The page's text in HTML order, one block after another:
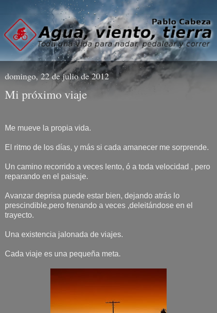
domingo, 22 de julio de 2012
Mi próximo viaje
Me mueve la propia vida.
El ritmo de los días, y más si cada amanecer me sorprende.
Un camino recorrido a veces lento, ó a toda velocidad , pero
reparando en el paisaje.
Avanzar deprisa puede estar bien, dejando atrás lo
prescindible,pero frenando a veces ,deleitándose en el
trayecto.
Una existencia jalonada de viajes.
Cada viaje es una pequeña meta.